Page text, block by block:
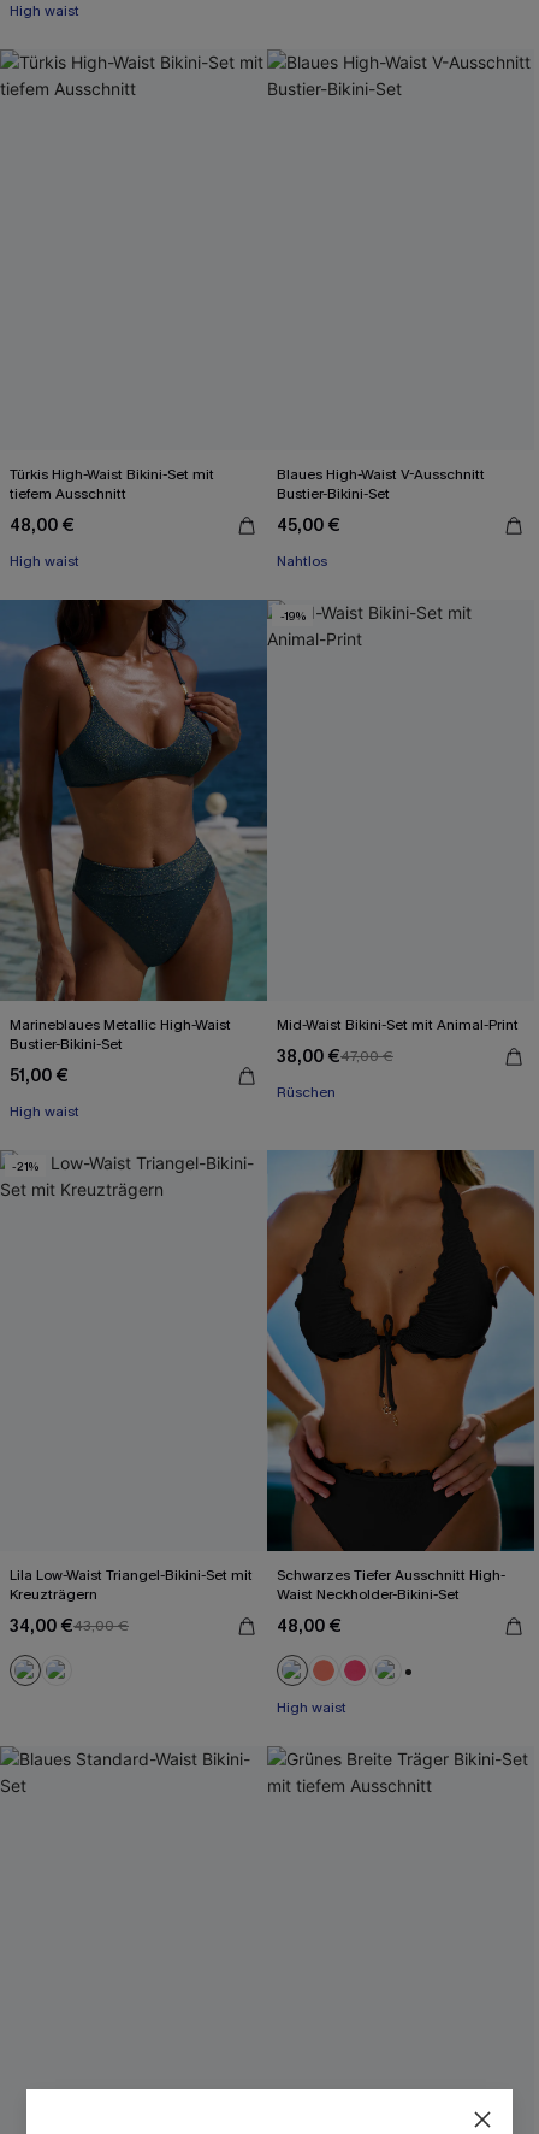
High waist
Türkis High-Waist Bikini-Set mit
tiefem Ausschnitt
48,00 €
High waist
Blaues High-Waist V-Ausschnitt
Bustier-Bikini-Set
45,00 €
Nahtlos
Marineblaues Metallic High-Waist
Bustier-Bikini-Set
51,00 €
Mit Gratis-Maßband
Mit Gratis-Maßband
-19%
Mid-Waist Bikini-Set mit Animal-Print
38,00 €47,00 €
Rüschen
-21%
Lila Low-Waist Triangel-Bikini-Set mit
Kreuzträgern
34,00 €43,00 €
Schwarzes Tiefer Ausschnitt High-
Waist Neckholder-Bikini-Set
48,00 €
High waist